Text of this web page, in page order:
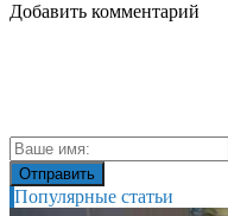
Добавить комментарий
Популярные статьи